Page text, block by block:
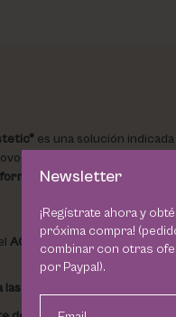
es una solución
de colágeno y
AOX Ferulic Mesoestetic se
agresiones externas
Newsletter
¡Regístrate ahora y
próxima compra!
combinar con otras
por Paypal).